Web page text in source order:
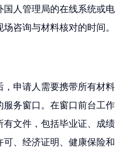
国人管理局的在线系统或电
咨询与材料核对的时间。
，申请人需要携带所有材料
服务窗口。在窗口前台工作
有文件，包括毕业证、成绩
可、经济证明、健康保险和